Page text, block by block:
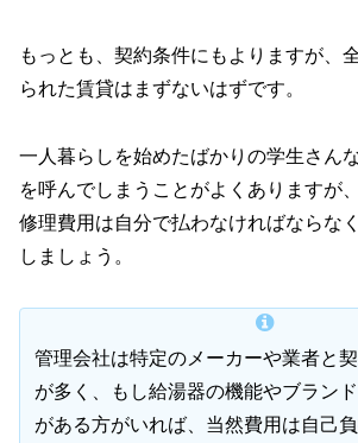
もっとも、契約条件にもよりますが、
られた賃貸はまずないはずです。
一人暮らしを始めたばかりの学生さん
を呼んでしまうことがよくありますが
修理費用は自分で払わなければならな
しましょう。
管理会社は特定のメーカーや業者と
が多く、もし給湯器の機能やブラン
がある方がいれば、当然費用は自己